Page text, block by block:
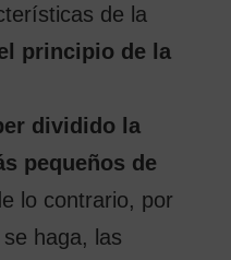
de la
principio de la
dividido la
pequeños de
lo contrario, por
haga, las